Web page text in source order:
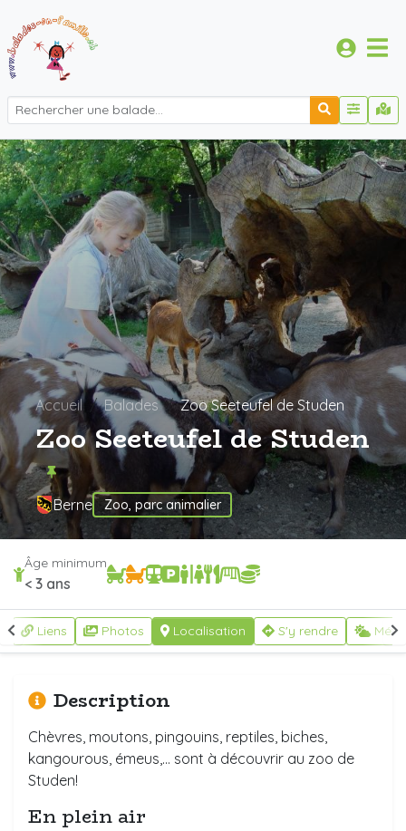
Accueil Balades Zoo Seeteufel de Studen
Zoo Seeteufel de Studen
Berne Zoo, parc animalier
Âge minimum
< 3 ans
Liens Photos Localisation S'y rendre
Description
Chèvres, moutons, pingouins, reptiles, biches,
kangourous, émeus,... sont à découvrir au zoo de
Studen!
En plein air